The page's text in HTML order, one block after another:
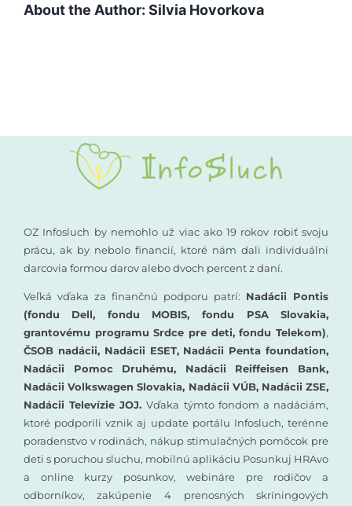
About the Author: Silvia Hovorkova
OZ Infosluch by nemohlo už viac ako 19 rokov robiť svoju
prácu, ak by nebolo financií, ktoré nám dali individuálni
darcovia formou darov alebo dvoch percent z daní.
Veľká vďaka za finančnú podporu patrí: Nadácii Pontis
(fondu Dell, fondu MOBIS, fondu PSA Slovakia,
grantovému programu Srdce pre deti, fondu Telekom),
ČSOB nadácii, Nadácii ESET, Nadácii Penta foundation,
Nadácii Pomoc Druhému, Nadácii Reiffeisen Bank,
Nadácii Volkswagen Slovakia, Nadácii VÚB, Nadácii ZSE,
Nadácii Televízie JOJ.Vďaka týmto fondom a nadáciám,
ktoré podporili vznik aj update portálu Infosluch, terénne
poradenstvo v rodinách, nákup stimulačných pomôcok pre
deti s poruchou sluchu, mobilnú aplikáciu Posunkuj HRAvo
a online kurzy posunkov, webináre pre rodičov a
odborníkov, zakúpenie 4 prenosných skríningových